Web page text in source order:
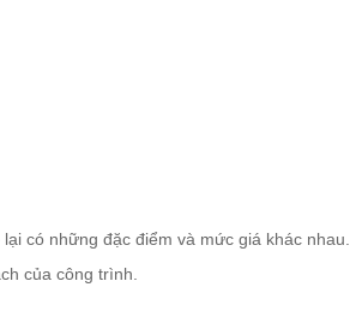
có những đặc điểm và mức giá khác nhau.
của công trình.